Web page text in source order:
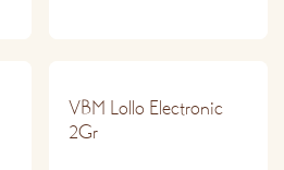
VBM Lollo Electronic
2Gr